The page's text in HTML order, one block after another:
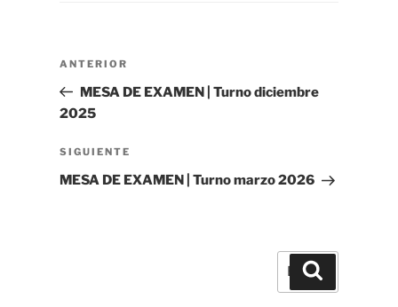
entradas
Entrada
anterior
ANTERIOR
MESA DE EXAMEN | Turno diciembre
2025
Siguiente
entrada
SIGUIENTE
MESA DE EXAMEN | Turno marzo 2026
Buscar